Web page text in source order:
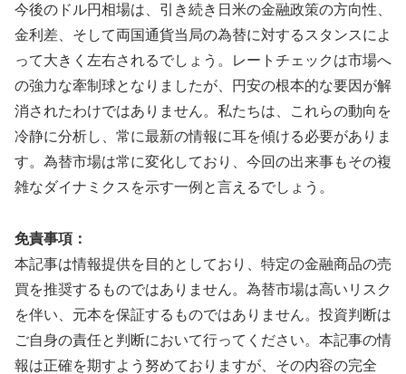
今後のドル円相場は、引き続き日米の金融政策の方向性、
金利差、そして両国通貨当局の為替に対するスタンスによ
って大きく左右されるでしょう。レートチェックは市場へ
の強力な牽制球となりましたが、円安の根本的な要因が解
消されたわけではありません。私たちは、これらの動向を
冷静に分析し、常に最新の情報に耳を傾ける必要がありま
す。為替市場は常に変化しており、今回の出来事もその複
雑なダイナミクスを示す一例と言えるでしょう。
免責事項：
本記事は情報提供を目的としており、特定の金融商品の売
買を推奨するものではありません。為替市場は高いリスク
を伴い、元本を保証するものではありません。投資判断は
ご自身の責任と判断において行ってください。本記事の情
報は正確を期すよう努めておりますが、その内容の完全